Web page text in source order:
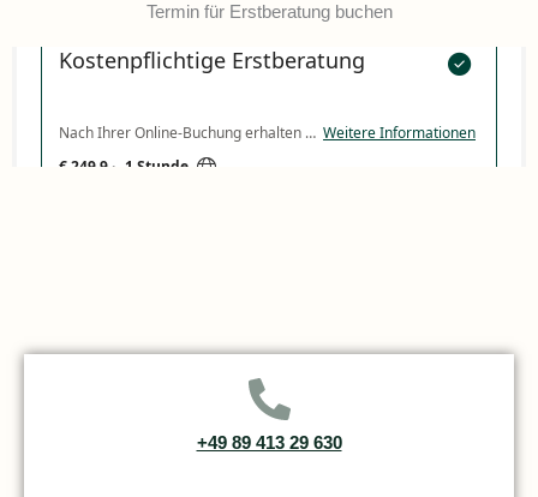
Termin für Erstberatung buchen
+49 89 413 29 630